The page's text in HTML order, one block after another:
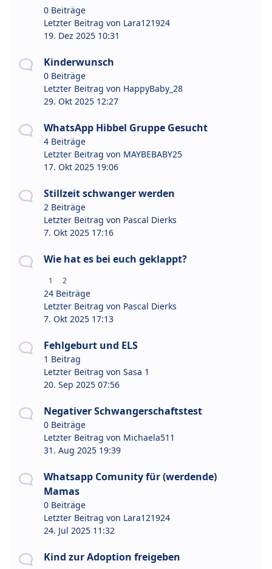
0 Beiträge
Letzter Beitrag von Lara121924
19. Dez 2025 10:31
Kinderwunsch
0 Beiträge
Letzter Beitrag von HappyBaby_28
29. Okt 2025 12:27
WhatsApp Hibbel Gruppe Gesucht
4 Beiträge
Letzter Beitrag von MAYBEBABY25
17. Okt 2025 19:06
Stillzeit schwanger werden
2 Beiträge
Letzter Beitrag von Pascal Dierks
7. Okt 2025 17:16
Wie hat es bei euch geklappt?
1 2
24 Beiträge
Letzter Beitrag von Pascal Dierks
7. Okt 2025 17:13
Fehlgeburt und ELS
1 Beitrag
Letzter Beitrag von Sasa 1
20. Sep 2025 07:56
Negativer Schwangerschaftstest
0 Beiträge
Letzter Beitrag von Michaela511
31. Aug 2025 19:39
Whatsapp Comunity für (werdende)
Mamas
0 Beiträge
Letzter Beitrag von Lara121924
24. Jul 2025 11:32
Kind zur Adoption freigeben